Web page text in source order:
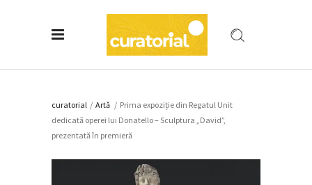
curatorial / Artǎ / Prima expoziție din Regatul Unit
dedicată operei lui Donatello – Sculptura „David”,
prezentată în premieră